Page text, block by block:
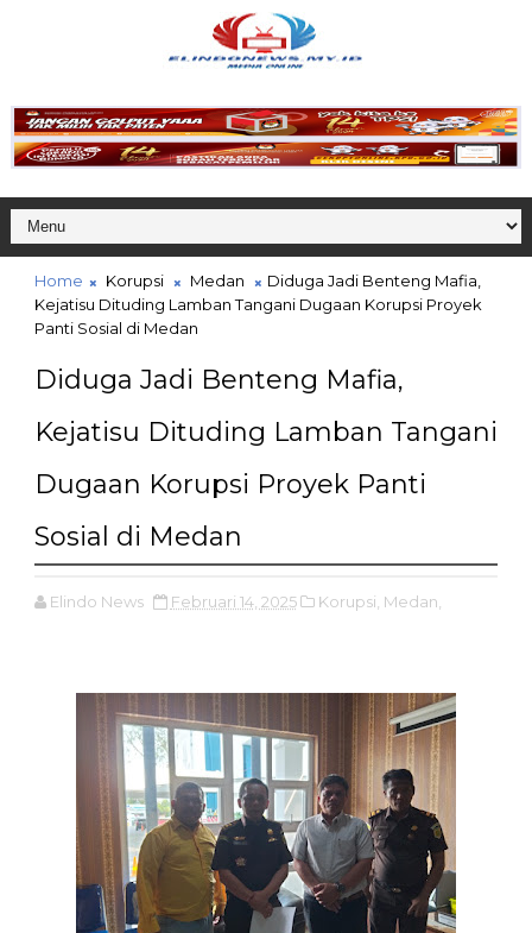
Home Korupsi Medan
Diduga Jadi Benteng Mafia,
Kejatisu Dituding Lamban Tangani Dugaan Korupsi Proyek
Panti Sosial di Medan
Diduga Jadi Benteng Mafia,
Kejatisu Dituding Lamban Tangani
Dugaan Korupsi Proyek Panti
Sosial di Medan
Elindo News Februari 14, 2025 Korupsi, Medan,